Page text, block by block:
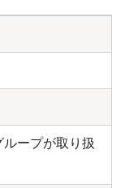
ープが取り扱